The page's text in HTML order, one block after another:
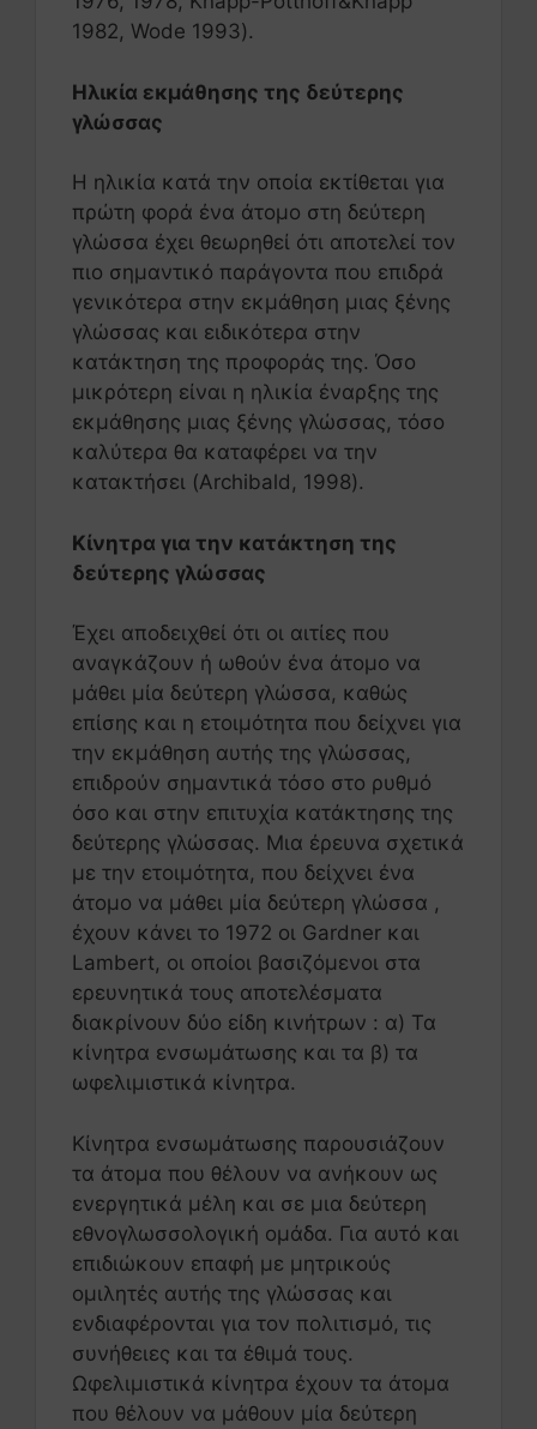
1982, Wode 1993).
Ηλικία εκμάθησης της δεύτερης
γλώσσας
Η ηλικία κατά την οποία εκτίθεται για
πρώτη φορά ένα άτομο στη δεύτερη
γλώσσα έχει θεωρηθεί ότι αποτελεί τον
πιο σημαντικό παράγοντα που επιδρά
γενικότερα στην εκμάθηση μιας ξένης
γλώσσας και ειδικότερα στην
κατάκτηση της προφοράς της. Όσο
μικρότερη είναι η ηλικία έναρξης της
εκμάθησης μιας ξένης γλώσσας, τόσο
καλύτερα θα καταφέρει να την
κατακτήσει (Archibald, 1998).
Κίνητρα για την κατάκτηση της
δεύτερης γλώσσας
Έχει αποδειχθεί ότι οι αιτίες που
αναγκάζουν ή ωθούν ένα άτομο να
μάθει μία δεύτερη γλώσσα, καθώς
επίσης και η ετοιμότητα που δείχνει για
την εκμάθηση αυτής της γλώσσας,
επιδρούν σημαντικά τόσο στο ρυθμό
όσο και στην επιτυχία κατάκτησης της
δεύτερης γλώσσας. Μια έρευνα σχετικά
με την ετοιμότητα, που δείχνει ένα
άτομο να μάθει μία δεύτερη γλώσσα ,
έχουν κάνει το 1972 οι Gardner και
Lambert, οι οποίοι βασιζόμενοι στα
ερευνητικά τους αποτελέσματα
διακρίνουν δύο είδη κινήτρων : α) Τα
κίνητρα ενσωμάτωσης και τα β) τα
ωφελιμιστικά κίνητρα.
Κίνητρα ενσωμάτωσης παρουσιάζουν
τα άτομα που θέλουν να ανήκουν ως
ενεργητικά μέλη και σε μια δεύτερη
εθνογλωσσολογική ομάδα. Για αυτό και
επιδιώκουν επαφή με μητρικούς
ομιλητές αυτής της γλώσσας και
ενδιαφέρονται για τον πολιτισμό, τις
συνήθειες και τα έθιμά τους.
Ωφελιμιστικά κίνητρα έχουν τα άτομα
που θέλουν να μάθουν μία δεύτερη